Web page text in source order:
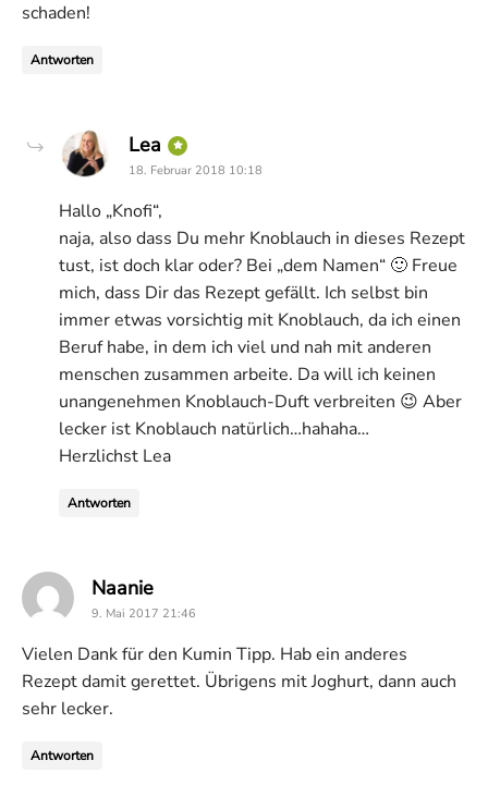
schaden!
Antworten
Lea says:
18. Februar 2018 10:18
Hallo „Knofi“,
naja, also dass Du mehr Knoblauch in dieses Rezept
tust, ist doch klar oder? Bei „dem Namen“ 🙂 Freue
mich, dass Dir das Rezept gefällt. Ich selbst bin
immer etwas vorsichtig mit Knoblauch, da ich einen
Beruf habe, in dem ich viel und nah mit anderen
menschen zusammen arbeite. Da will ich keinen
unangenehmen Knoblauch-Duft verbreiten 😉 Aber
lecker ist Knoblauch natürlich…hahaha…
Herzlichst Lea
Antworten
Naaniesays:
9. Mai 2017 21:46
Vielen Dank für den Kumin Tipp. Hab ein anderes
Rezept damit gerettet. Übrigens mit Joghurt, dann auch
sehr lecker.
Antworten